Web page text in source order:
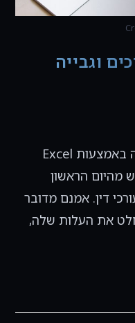
וגבייה
בקרה על תיקים תהליכים וגבייה באמצעות Excel
הראשון
דין. אמנם מדובר
את העלות שלה,